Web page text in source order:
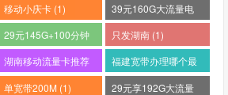
移动小庆卡 (1)
39元160G大流量电
话卡 (1)
29元145G+100分钟
(1)
只发湖南 (1)
湖南移动流量卡推荐
(1)
福建宽带办理哪个最
便宜 (1)
单宽带200M (1)
29元享192G大流量